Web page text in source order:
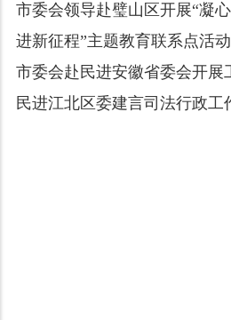
市委会领导赴璧山区开展“凝
进新征程”主题教育联系点活动
市委会赴民进安徽省委会开展
民进江北区委建言司法行政工